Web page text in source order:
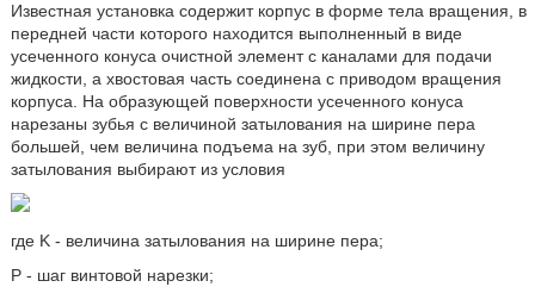
Известная установка содержит корпус в форме тела вращения, в
передней части которого находится выполненный в виде
усеченного конуса очистной элемент с каналами для подачи
жидкости, а хвостовая часть соединена с приводом вращения
корпуса. На образующей поверхности усеченного конуса
нарезаны зубья с величиной затылования на ширине пера
большей, чем величина подъема на зуб, при этом величину
затылования выбирают из условия
где K - величина затылования на ширине пера;
P - шаг винтовой нарезки;